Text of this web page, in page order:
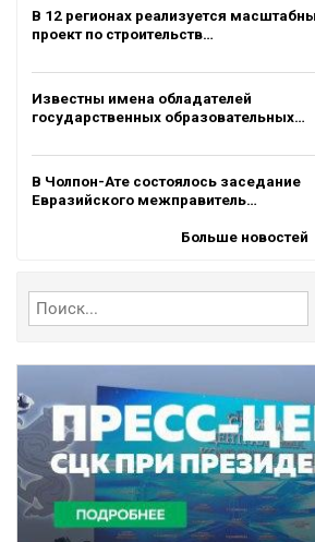
В 12 регионах реализуется
проект по строительств…
Известны имена обладателей
государственных образовательных…
В Чолпон-Ате состоялось заседание
Евразийского межправитель…
Больше новостей